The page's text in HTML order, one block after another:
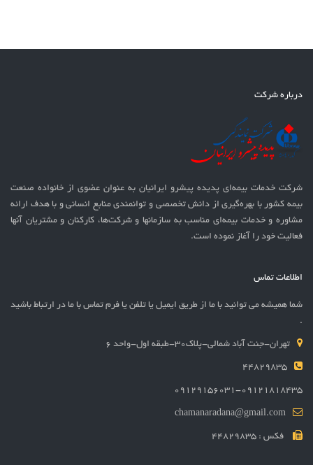
درباره شرکت
شرکت خدمات بيمه‌ای پدیده پیشرو ایرانیان به عنوان عضوی از خانواده صنعت
بیمه کشور با بهره‌گيری از دانش تخصصی و توانمندی منابع انسانی و با هدف ارائه
مشاوره و خدمات بیمه‌ای مناسب به سازمانها و شرکت‌ها، کارکنان و مشتریان آنها
فعالیت خود را آغاز نموده است.
اطلاعات تماس
شما همیشه می توانید با ما از طریق ایمیل یا تلفن یا فرم تماس با ما در ارتباط باشید
.
تهران-جنت آباد شمالی-پلاک30-طبقه اول-واحد 6
44829835
09129156031-09121818435
chamanaradana@gmail.com
فکس : 44829835